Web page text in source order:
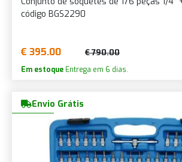
código BGS2290
€ 395.00 € 790.00
Em estoque Entrega em 6 dias.
Envio Grátis